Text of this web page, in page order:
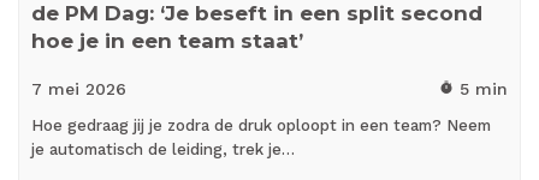
de PM Dag: ‘Je beseft in een split second
hoe je in een team staat’
7 mei 2026 timer 5 min
Hoe gedraag jij je zodra de druk oploopt in een team? Neem
je automatisch de leiding, trek je…